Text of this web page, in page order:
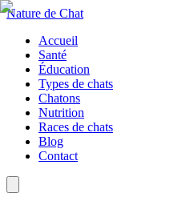
Nature de Chat
Accueil
Santé
Éducation
Types de chats
Chatons
Nutrition
Races de chats
Blog
Contact